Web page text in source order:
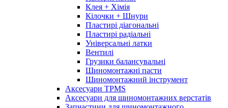
Клея + Хімія
Кілочки + Шнури
Пластирі діагональні
Пластирі радіальні
Універсальні латки
Вентилі
Грузики балансувальні
Шиномонтажні пасти
Шиномонтажний інструмент
Аксесуари TPMS
Аксесуари для шиномонтажних верстатів